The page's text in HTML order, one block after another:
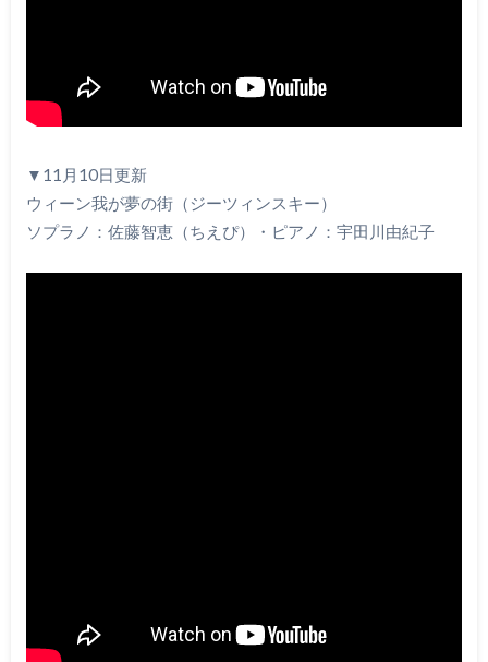
▼11月10日更新
ウィーン我が夢の街（ジーツィンスキー）
ソプラノ：佐藤智恵（ちえぴ）・ピアノ：宇田川由紀子